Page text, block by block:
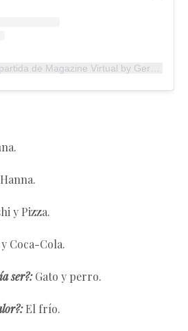
y Pizza.
Coca-Cola.
ser?:Gato y perro.
El frío.